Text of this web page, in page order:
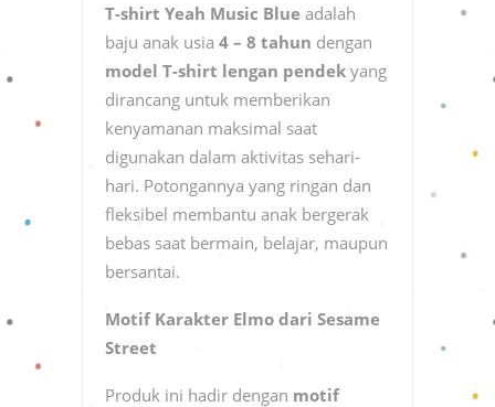
T-shirt Yeah Music Blue adalah
baju anak usia 4 – 8 tahun dengan
model T-shirt lengan pendek yang
dirancang untuk memberikan
kenyamanan maksimal saat
digunakan dalam aktivitas sehari-
hari. Potongannya yang ringan dan
fleksibel membantu anak bergerak
bebas saat bermain, belajar, maupun
bersantai.
Motif Karakter Elmo dari Sesame
Street
Produk ini hadir dengan motif